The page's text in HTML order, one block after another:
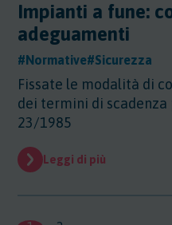
Impianti a fune:
adeguamenti
#Normative#Sicurezza
Fissate le modalità di
dei termini di scadenza
23/1985
Leggi di più